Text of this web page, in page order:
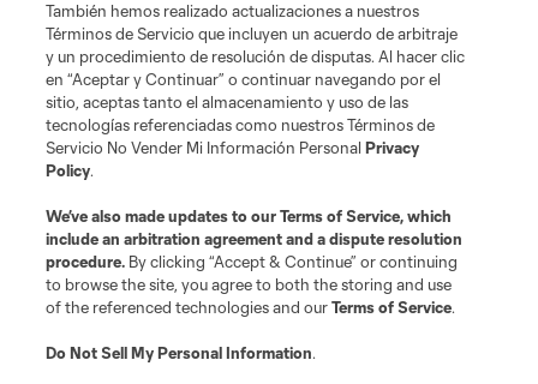
©2026 MLS. The Major League Soccer and MLS name and shield are
registered trademarks of Major League Soccer, L.L.C. (“MLS”). The names
and logos of MLS teams are registered and/or common law trademarks of
MLS or are used with the permission of their owners. Any unauthorized use
is forbidden.
También hemos realizado actualizaciones a nuestros
Términos de Servicio que incluyen un acuerdo de arbitraje
y un procedimiento de resolución de disputas. Al hacer clic
en “Aceptar y Continuar” o continuar navegando por el
sitio, aceptas tanto el almacenamiento y uso de las
tecnologías referenciadas como nuestros Términos de
Servicio No Vender Mi Información PersonalPrivacy
Policy.
We’ve also made updates to ourTerms of Service, which
include an arbitration agreement and a dispute resolution
procedure. By clicking “Accept & Continue” or continuing
to browse the site, you agree to both the storing and use
of the referenced technologies and ourTerms of Service.
Do Not Sell My Personal Information.